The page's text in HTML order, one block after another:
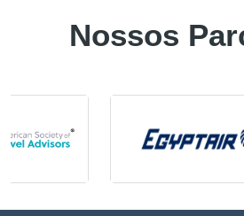
Nossos